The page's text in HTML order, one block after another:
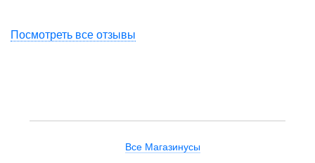
Посмотреть все отзывы
Все Магазинусы